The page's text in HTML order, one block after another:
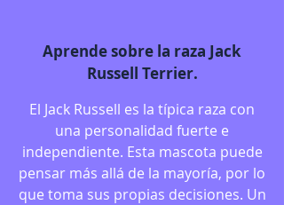
Aprende sobre la raza Jack
Russell Terrier.
El Jack Russell es la típica raza con
una personalidad fuerte e
independiente. Esta mascota puede
pensar más allá de la mayoría, por lo
que toma sus propias decisiones. Un